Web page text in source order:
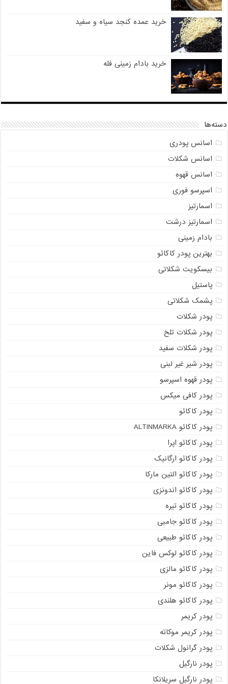
خرید عمده کنجد سیاه و سفید
خرید بادام زمینی فله
دسته‌ها
اسانس پودری
اسانس شکلات
اسانس قهوه
اسپرسو فوری
اسمارتیز
اسمارتیز درشت
بادام زمینی
بهترین پودر کاکائو
بیسکویت شکلاتی
پاستیل
پشمک شکلاتی
پودر شکلات
پودر شکلات تلخ
پودر شکلات سفید
پودر شیر غیر لبنی
پودر قهوه اسپرسو
پودر کافی میکس
پودر کاکائو
پودر کاکائو ALTINMARKA
پودر کاکائو اپرا
پودر کاکائو ارگانیک
پودر کاکائو التین مارکا
پودر کاکائو اندونزی
پودر کاکائو تیره
پودر کاکائو جامبی
پودر کاکائو طبیعی
پودر کاکائو لوکس فاین
پودر کاکائو مالزی
پودر کاکائو مونر
پودر کاکائو هلندی
پودر کریمر
پودر کریمر موکاته
پودر گرانول شکلات
پودر نارگیل
پودر نارگیل سریلانکا